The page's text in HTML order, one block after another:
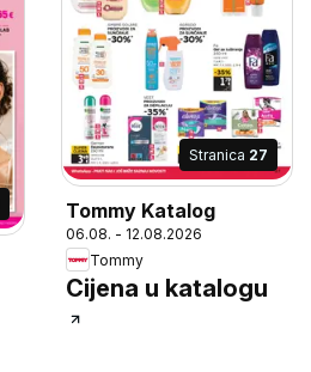
Stranica 27
Tommy Katalog
06.08. - 12.08.2026
Tommy
Cijena u katalogu